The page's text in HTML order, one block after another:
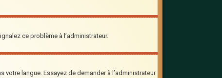
ce problème à l’administrateur.
votre langue. Essayez de demander à l’administrateur